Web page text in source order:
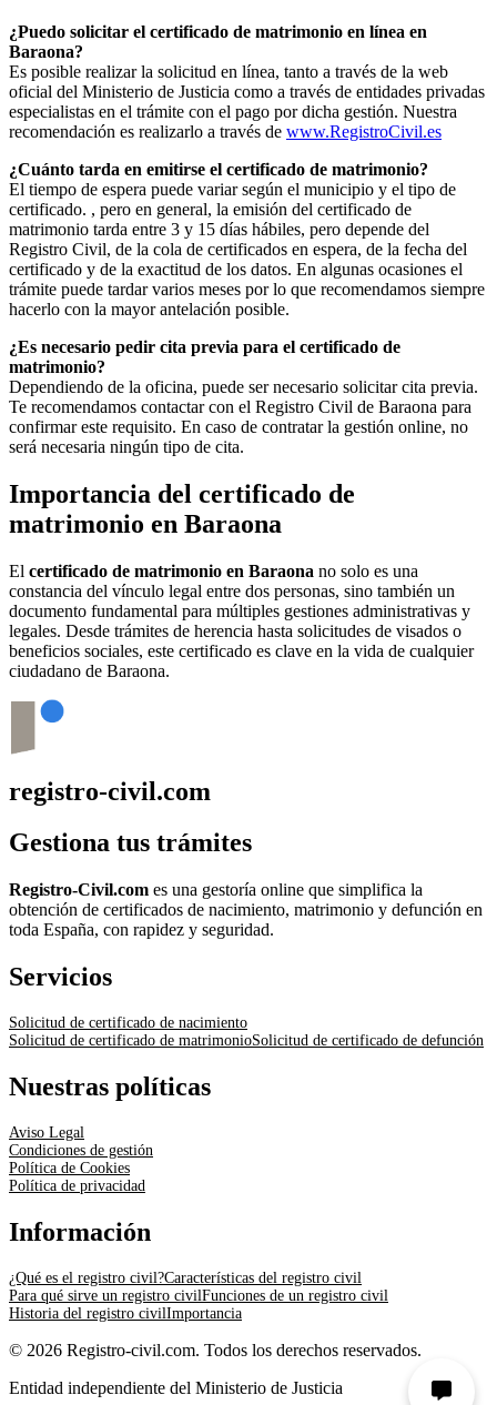
¿Puedo solicitar el certificado de matrimonio en línea en
Baraona?
Es posible realizar la solicitud en línea, tanto a través de la web
oficial del Ministerio de Justicia como a través de entidades privadas
especialistas en el trámite con el pago por dicha gestión. Nuestra
recomendación es realizarlo a través de www.RegistroCivil.es
¿Cuánto tarda en emitirse el certificado de matrimonio?
El tiempo de espera puede variar según el municipio y el tipo de
certificado. , pero en general, la emisión del certificado de
matrimonio tarda entre 3 y 15 días hábiles, pero depende del
Registro Civil, de la cola de certificados en espera, de la fecha del
certificado y de la exactitud de los datos. En algunas ocasiones el
trámite puede tardar varios meses por lo que recomendamos siempre
hacerlo con la mayor antelación posible.
¿Es necesario pedir cita previa para el certificado de
matrimonio?
Dependiendo de la oficina, puede ser necesario solicitar cita previa.
Te recomendamos contactar con el Registro Civil de Baraona para
confirmar este requisito. En caso de contratar la gestión online, no
será necesaria ningún tipo de cita.
Importancia del certificado de
matrimonio en Baraona
El certificado de matrimonio en Baraona no solo es una
constancia del vínculo legal entre dos personas, sino también un
documento fundamental para múltiples gestiones administrativas y
legales. Desde trámites de herencia hasta solicitudes de visados o
beneficios sociales, este certificado es clave en la vida de cualquier
ciudadano de Baraona.
registro-civil.com
Gestiona tus trámites
Registro-Civil.com es una gestoría online que simplifica la
obtención de certificados de nacimiento, matrimonio y defunción en
toda España, con rapidez y seguridad.
Servicios
Solicitud de certificado de nacimiento
Solicitud de certificado de matrimonioSolicitud de certificado de defunción
Nuestras políticas
Aviso Legal
Condiciones de gestión
Política de Cookies
Política de privacidad
Información
¿Qué es el registro civil?Características del registro civil
Para qué sirve un registro civilFunciones de un registro civil
Historia del registro civilImportancia
© 2026 Registro-civil.com. Todos los derechos reservados.
Entidad independiente del Ministerio de Justicia